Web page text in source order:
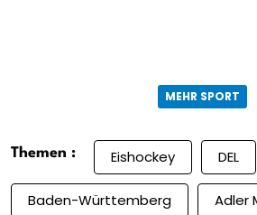
MEHR SPORT
Themen : Eishockey DEL
Baden-Württemberg Adler